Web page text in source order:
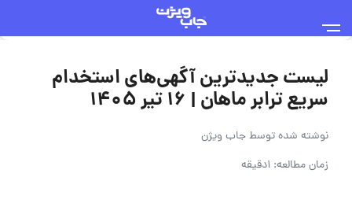
لیست جدیدترین آگهی‌های استخدام
سریع ترابر ماهان | ۱۶ تیر ۱۴۰۵
نوشته شده توسطجاب ویژن
زمان مطالعه: 1دقیقه